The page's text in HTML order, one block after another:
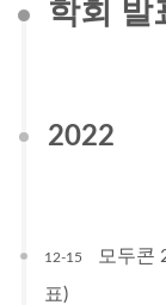
학회 발
2022
12-15
모두콘
표)